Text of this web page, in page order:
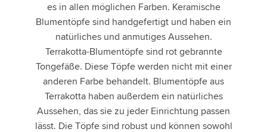
es in allen möglichen Farben. Keramische
Blumentöpfe sind handgefertigt und haben ein
natürliches und anmutiges Aussehen.
Terrakotta-Blumentöpfe sind rot gebrannte
Tongefäße. Diese Töpfe werden nicht mit einer
anderen Farbe behandelt. Blumentöpfe aus
Terrakotta haben außerdem ein natürliches
Aussehen, das sie zu jeder Einrichtung passen
lässt. Die Töpfe sind robust und können sowohl